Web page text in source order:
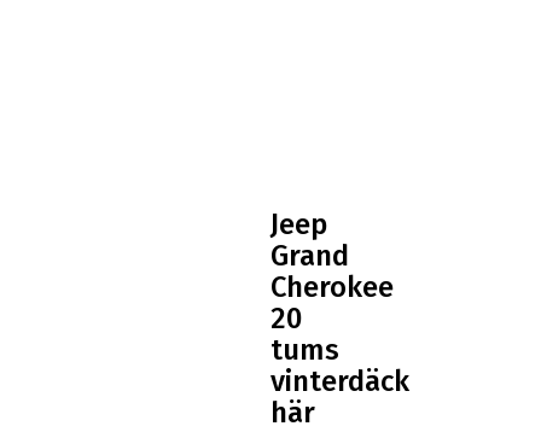
Jeep
Grand
Cherokee
20
tums
vinterdäck
här